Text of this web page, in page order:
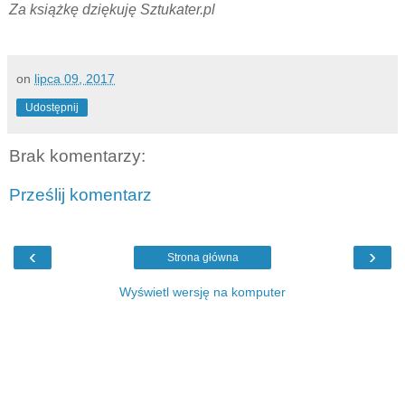
Za książkę dziękuję Sztukater.pl
on lipca 09, 2017
Udostępnij
Brak komentarzy:
Prześlij komentarz
‹ ›
Strona główna
Wyświetl wersję na komputer